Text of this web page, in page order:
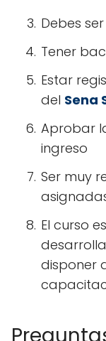
Debes
Tener
Estar
del Sena
Aprobar
ingreso
Ser muy
El curso
disponer